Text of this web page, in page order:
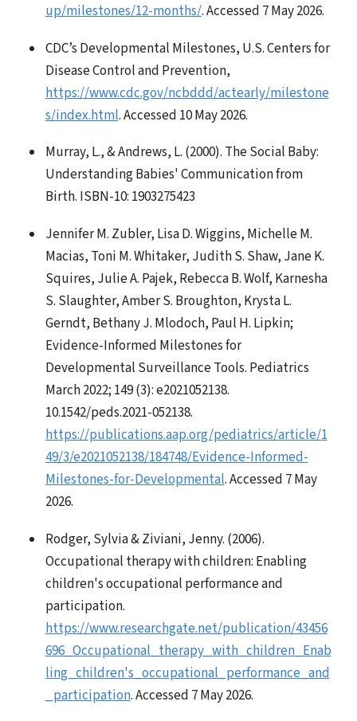
up/milestones/12-months/. Accessed 7 May 2026.
CDC’s Developmental Milestones, U.S. Centers for
Disease Control and Prevention,
https://www.cdc.gov/ncbddd/actearly/milestone
s/index.html. Accessed 10 May 2026.
Murray, L., & Andrews, L. (2000). The Social Baby:
Understanding Babies' Communication from
Birth. ISBN-10: 1903275423
Jennifer M. Zubler, Lisa D. Wiggins, Michelle M.
Macias, Toni M. Whitaker, Judith S. Shaw, Jane K.
Squires, Julie A. Pajek, Rebecca B. Wolf, Karnesha
S. Slaughter, Amber S. Broughton, Krysta L.
Gerndt, Bethany J. Mlodoch, Paul H. Lipkin;
Evidence-Informed Milestones for
Developmental Surveillance Tools. Pediatrics
March 2022; 149 (3): e2021052138.
10.1542/peds.2021-052138.
https://publications.aap.org/pediatrics/article/1
49/3/e2021052138/184748/Evidence-Informed-
Milestones-for-Developmental. Accessed 7 May
2026.
Rodger, Sylvia & Ziviani, Jenny. (2006).
Occupational therapy with children: Enabling
children's occupational performance and
participation.
https://www.researchgate.net/publication/43456
696_Occupational_therapy_with_children_Enab
ling_children's_occupational_performance_and
_participation. Accessed 7 May 2026.